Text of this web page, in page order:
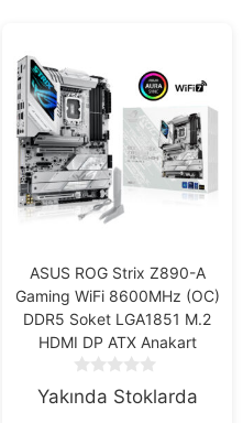
ASUS ROG Strix Z890-A
Gaming WiFi 8600MHz (OC)
DDR5 Soket LGA1851 M.2
HDMI DP ATX Anakart
o
Yakında Stoklarda